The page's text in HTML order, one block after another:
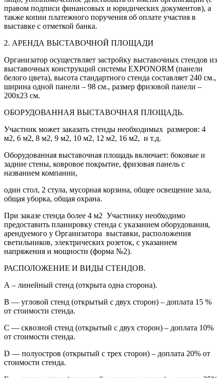
правом подписи финансовых и юридических документов), а
также копии платежного поручения об оплате участия в
выставке с отметкой банка.
2. АРЕНДА ВЫСТАВОЧНОЙ ПЛОЩАДИ
Организатор осуществляет застройку выставочных стендов из
выставочных конструкций системы EXPONORM (панели
белого цвета), высота стандартного стенда составляет 240 см.,
ширина одной панели – 98 см., размер фризовой панели –
200х23 см.
ОБОРУДОВАННАЯ ВЫСТАВОЧНАЯ ПЛОЩАДЬ.
Участник может заказать стенды необходимых размеров: 4
м2, 6 м2, 8 м2, 9 м2, 10 м2, 12 м2, 16 м2, и т.д.
Оборудованная выставочная площадь включает: боковые и
задние стены, ковровое покрытие, фризовая панель с
названием компании,
один стол, 2 стула, мусорная корзина, общее освещение зала,
общая уборка, общая охрана.
При заказе стенда более 4 м2 Участнику необходимо
предоставить планировку стенда с указанием оборудования,
арендуемого у Организатора выставки, расположения
светильников, электрических розеток, с указанием
напряжения и мощности (форма №2).
РАСПОЛОЖЕНИЕ И ВИДЫ СТЕНДОВ.
А – линейный стенд (открыта одна сторона).
B — угловой стенд (открытый с двух сторон) – доплата 15 %
от стоимости стенда.
C — сквозной стенд (открытый с двух сторон) – доплата 10%
от стоимости стенда.
D — полуостров (открытый с трех сторон) – доплата 20% от
стоимости стенда.